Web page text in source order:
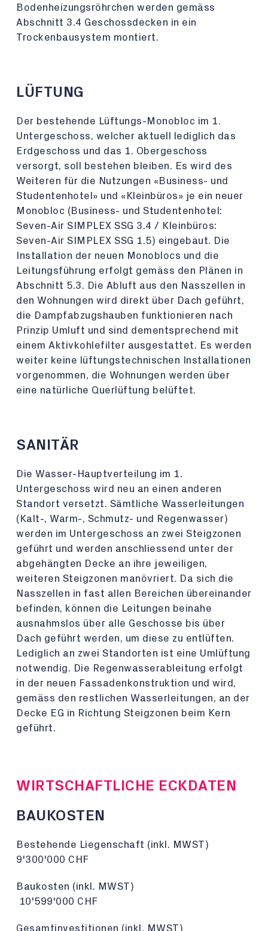
Bodenheizungsröhrchen werden gemäss
Abschnitt 3.4 Geschossdecken in ein
Trockenbausystem montiert.
LÜFTUNG
Der bestehende Lüftungs-Monobloc im 1.
Untergeschoss, welcher aktuell lediglich das
Erdgeschoss und das 1. Obergeschoss
versorgt, soll bestehen bleiben. Es wird des
Weiteren für die Nutzungen «Business- und
Studentenhotel» und «Kleinbüros» je ein neuer
Monobloc (Business- und Studentenhotel:
Seven-Air SIMPLEX SSG 3.4 / Kleinbüros:
Seven-Air SIMPLEX SSG 1.5) eingebaut. Die
Installation der neuen Monoblocs und die
Leitungsführung erfolgt gemäss den Plänen in
Abschnitt 5.3. Die Abluft aus den Nasszellen in
den Wohnungen wird direkt über Dach geführt,
die Dampfabzugshauben funktionieren nach
Prinzip Umluft und sind dementsprechend mit
einem Aktivkohlefilter ausgestattet. Es werden
weiter keine lüftungstechnischen Installationen
vorgenommen, die Wohnungen werden über
eine natürliche Querlüftung belüftet.
SANITÄR
Die Wasser-Hauptverteilung im 1.
Untergeschoss wird neu an einen anderen
Standort versetzt. Sämtliche Wasserleitungen
(Kalt-, Warm-, Schmutz- und Regenwasser)
werden im Untergeschoss an zwei Steigzonen
geführt und werden anschliessend unter der
abgehängten Decke an ihre jeweiligen,
weiteren Steigzonen manövriert. Da sich die
Nasszellen in fast allen Bereichen übereinander
befinden, können die Leitungen beinahe
ausnahmslos über alle Geschosse bis über
Dach geführt werden, um diese zu entlüften.
Lediglich an zwei Standorten ist eine Umlüftung
notwendig. Die Regenwasserableitung erfolgt
in der neuen Fassadenkonstruktion und wird,
gemäss den restlichen Wasserleitungen, an der
Decke EG in Richtung Steigzonen beim Kern
geführt.
WIRTSCHAFTLICHE ECKDATEN
BAUKOSTEN
Bestehende Liegenschaft (inkl. MWST)
9'300'000 CHF
Baukosten (inkl. MWST)
10'599'000 CHF
Gesamtinvestitionen (inkl. MWST)